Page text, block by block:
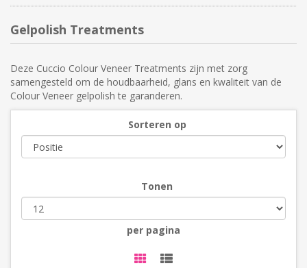
Gelpolish Treatments
Deze Cuccio Colour Veneer Treatments zijn met zorg
samengesteld om de houdbaarheid, glans en kwaliteit van de
Colour Veneer gelpolish te garanderen.
Sorteren op
Tonen
per pagina